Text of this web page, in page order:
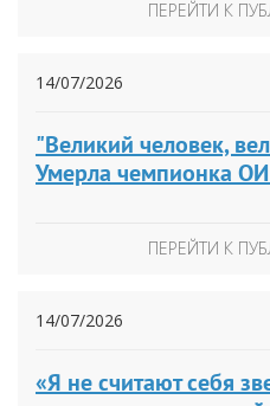
ПЕРЕЙТИ К
14/07/2026
"Великий человек,
Умерла чемпионка
ПЕРЕЙТИ К
14/07/2026
«Я не считают себя